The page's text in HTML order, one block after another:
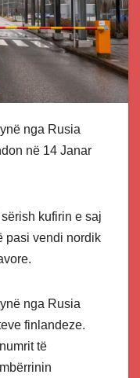
nga Rusia
në 14 Janar
kufirin e saj
pasi vendi nordik
nga Rusia
finlandeze.
të